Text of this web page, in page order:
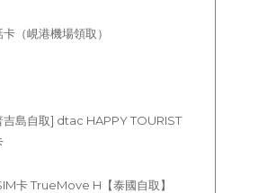
（峴港機場領取）
吉島自取] dtac HAPPY TOURIST
卡 TrueMove H【泰國自取】